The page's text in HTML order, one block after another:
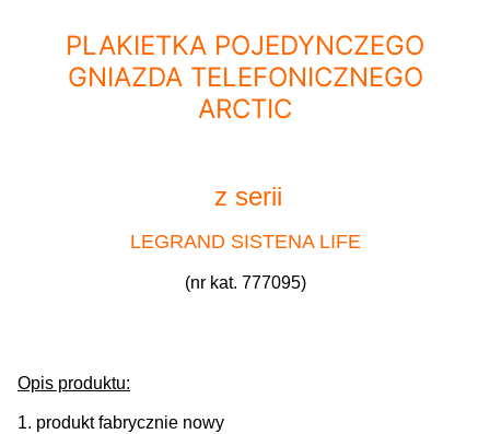
PLAKIETKA POJEDYNCZEGO
GNIAZDA TELEFONICZNEGO
ARCTIC
z serii
LEGRAND SISTENA LIFE
(nr kat. 777095)
Opis produktu:
1. produkt fabrycznie nowy